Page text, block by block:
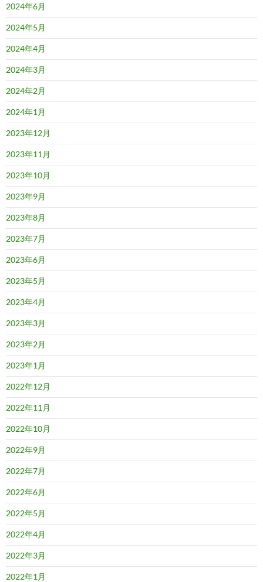
2024年6月
2024年5月
2024年4月
2024年3月
2024年2月
2024年1月
2023年12月
2023年11月
2023年10月
2023年9月
2023年8月
2023年7月
2023年6月
2023年5月
2023年4月
2023年3月
2023年2月
2023年1月
2022年12月
2022年11月
2022年10月
2022年9月
2022年7月
2022年6月
2022年5月
2022年4月
2022年3月
2022年1月